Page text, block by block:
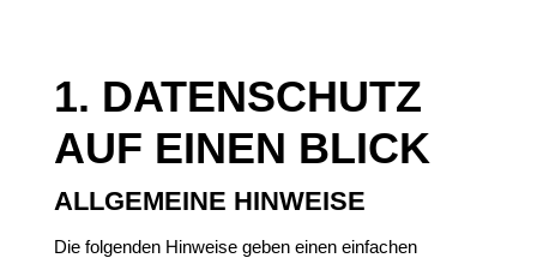
1. DATENSCHUTZ
AUF EINEN BLICK
ALLGEMEINE HINWEISE
Die folgenden Hinweise geben einen einfachen